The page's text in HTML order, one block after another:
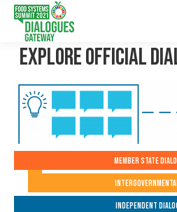
Explore Official
Member State
Independent